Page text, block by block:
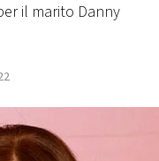
il marito Danny